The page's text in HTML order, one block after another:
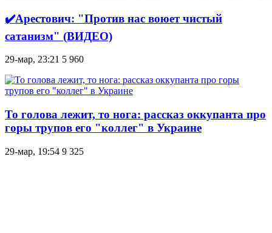
✔️Арестович: "Против нас воюет чистый
сатанизм" (ВИДЕО)
29-мар, 23:21 5 960
То голова лежит, то нога: рассказ оккупанта про
горы трупов его "коллег" в Украине
29-мар, 19:54 9 325